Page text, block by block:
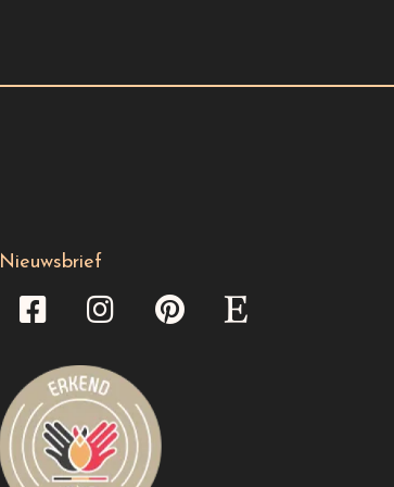
Nieuwsbrief